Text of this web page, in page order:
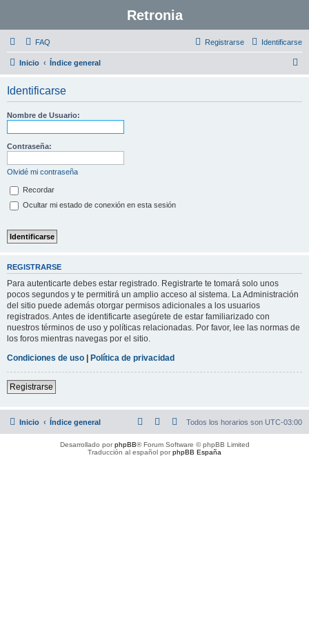
Retronia
FAQ Identificarse
Registrarse
Inicio Índice general
Identificarse
Nombre de Usuario:
Contraseña:
Olvidé mi contraseña
Recordar
Ocultar mi estado de conexión en esta sesión
REGISTRARSE
Para autenticarte debes estar registrado. Registrarte te tomará solo unos
pocos segundos y te permitirá un amplio acceso al sistema. La Administración
del sitio puede además otorgar permisos adicionales a los usuarios
registrados. Antes de identificarte asegúrete de estar familiarizado con
nuestros términos de uso y políticas relacionadas. Por favor, lee las normas de
los foros mientras navegas por el sitio.
Condiciones de uso | Política de privacidad
Registrarse
Inicio Índice general Todos los horarios son UTC-03:00
Desarrollado porphpBB® Forum Software © phpBB Limited
Traducción al español porphpBB España